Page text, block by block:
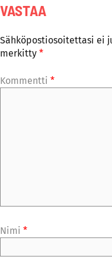
VASTAA
Sähköpostiosoitettasi ei
merkitty *
Kommentti *
Nimi *